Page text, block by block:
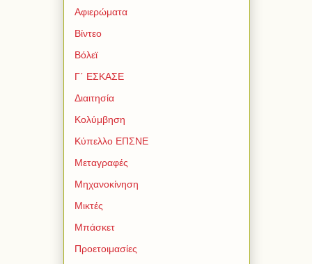
Αφιερώματα
Βίντεο
Βόλεϊ
Γ΄ ΕΣΚΑΣΕ
Διαιτησία
Κολύμβηση
Κύπελλο ΕΠΣΝΕ
Μεταγραφές
Μηχανοκίνηση
Μικτές
Μπάσκετ
Προετοιμασίες